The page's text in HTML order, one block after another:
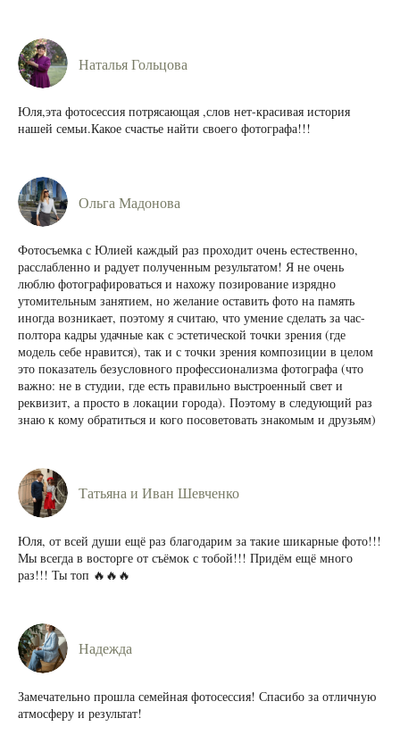
Наталья Гольцова
Юля,эта фотосессия потрясающая ,слов нет-красивая история
нашей семьи.Какое счастье найти своего фотографа!!!
Ольга Мадонова
Фотосъемка с Юлией каждый раз проходит очень естественно,
расслабленно и радует полученным результатом! Я не очень
люблю фотографироваться и нахожу позирование изрядно
утомительным занятием, но желание оставить фото на память
иногда возникает, поэтому я считаю, что умение сделать за час-
полтора кадры удачные как с эстетической точки зрения (где
модель себе нравится), так и с точки зрения композиции в целом
это показатель безусловного профессионализма фотографа (что
важно: не в студии, где есть правильно выстроенный свет и
реквизит, а просто в локации города). Поэтому в следующий раз
знаю к кому обратиться и кого посоветовать знакомым и друзьям)
Татьяна и Иван Шевченко
Юля, от всей души ещё раз благодарим за такие шикарные фото!!!
Мы всегда в восторге от съёмок с тобой!!! Придём ещё много
раз!!! Ты топ 🔥🔥🔥
Надежда
Замечательно прошла семейная фотосессия! Спасибо за отличную
атмосферу и результат!